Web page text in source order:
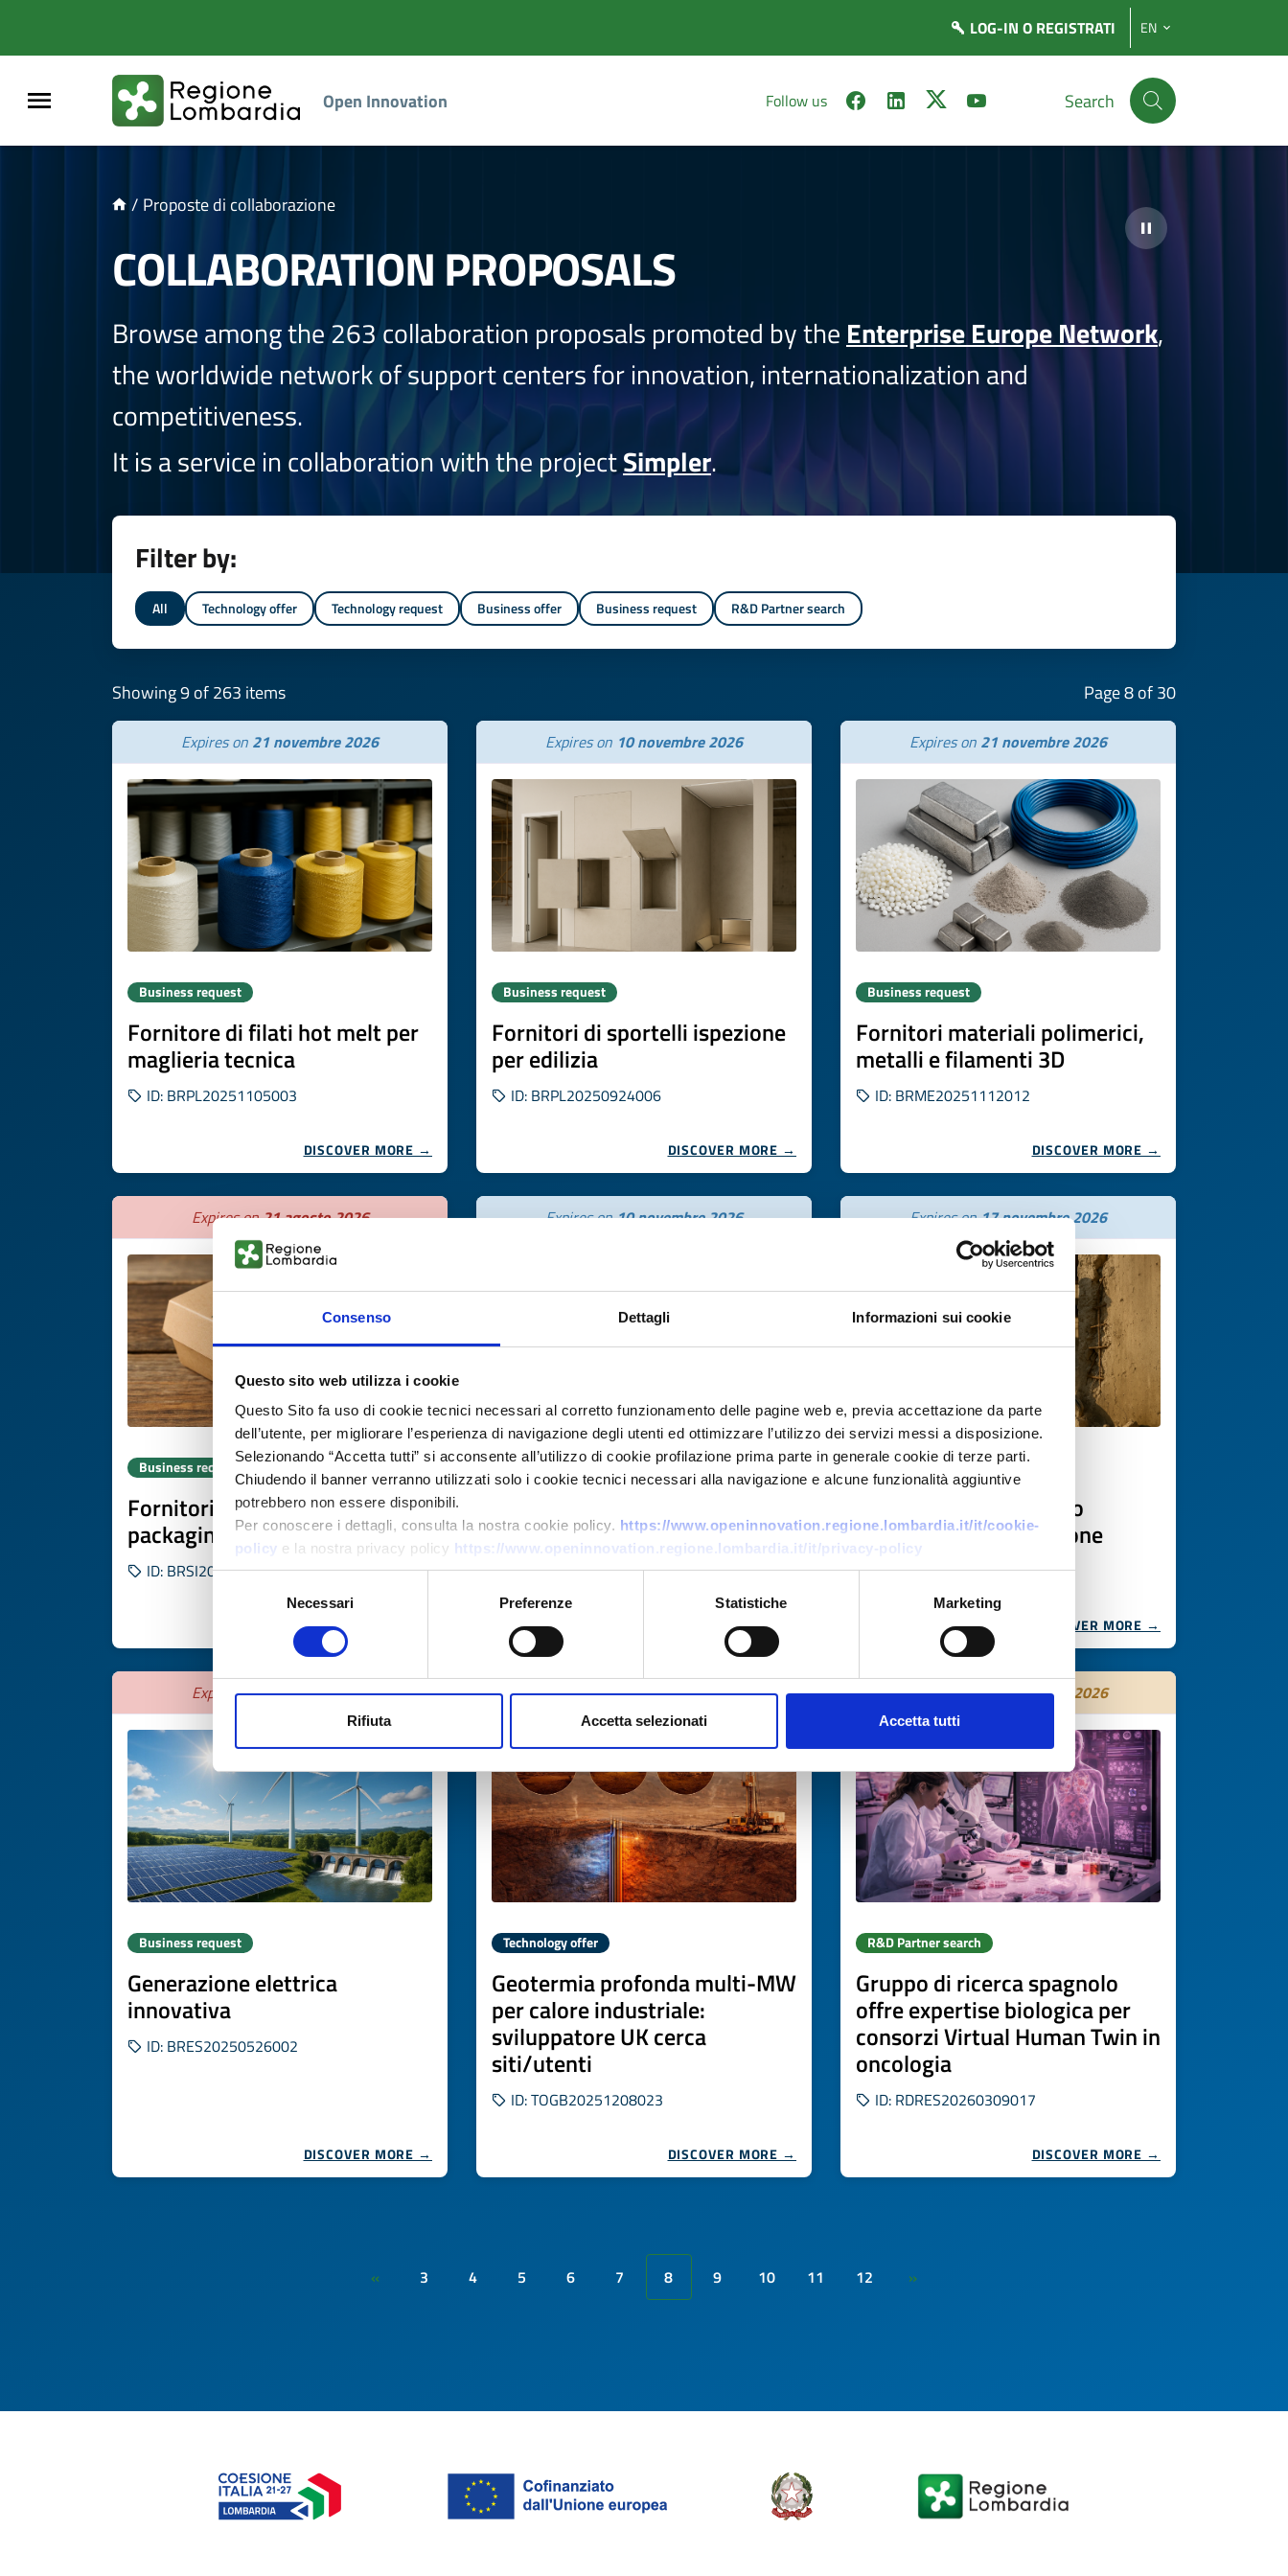
Consenso Dettagli Informazioni sui cookie
Questo sito web utilizza i cookie
Questo Sito fa uso di cookie tecnici necessari al corretto funzionamento delle pagine web e, previa accettazione da parte
dell’utente, per migliorare l’esperienza di navigazione degli utenti ed ottimizzare l’utilizzo dei servizi messi a disposizione.
Selezionando “Accetta tutti” si acconsente all’utilizzo di cookie profilazione prima parte in generale cookie di terze parti.
Chiudendo il banner verranno utilizzati solo i cookie tecnici necessari alla navigazione e alcune funzionalità aggiuntive
potrebbero non essere disponibili.
Per conoscere i dettagli, consulta la nostra cookie policy. https://www.openinnovation.regione.lombardia.it/it/cookie-
policy e la nostra privacy policy https://www.openinnovation.regione.lombardia.it/it/privacy-policy
Selezione
Necessari Preferenze Statistiche Marketing
Rifiuta Accetta selezionati Accetta tutti
LOG-IN O REGISTRATI EN
Open Innovation Follow us Search
/ Proposte di collaborazione
COLLABORATION PROPOSALS
Browse among the 263 collaboration proposals promoted by the Enterprise Europe Network,
the worldwide network of support centers for innovation, internationalization and
competitiveness.
It is a service in collaboration with the projectSimpler.
Filter by:
All Technology offer Technology request Business offer Business request R&D Partner search
Showing 9 of 263 items Page 8 of 30
Expires on 21 novembre 2026
Business request
Fornitore di filati hot melt per
maglieria tecnica
ID: BRPL20251105003
DISCOVER MORE →
Expires on 10 novembre 2026
Business request
Fornitori di sportelli ispezione
per edilizia
ID: BRPL20250924006
DISCOVER MORE →
Expires on 21 novembre 2026
Business request
Fornitori materiali polimerici,
metalli e filamenti 3D
ID: BRME20251112012
DISCOVER MORE →
Expires on21 agosto 2026
Business request
Fornitori per produzione
packaging ecologico
ID: BRSI20250709026
DISCOVER MORE →
Expires on10 novembre 2026
Business request
peluche
ID: BRDK20250807004
DISCOVER MORE →
Expires on17 novembre 2026
Business request
Frantumatore idraulico
portatile per demolizione
ID: BRHR20250924011
DISCOVER MORE →
Expires on25 agosto 2026
Business request
Generazione elettrica
innovativa
ID: BRES20250526002
DISCOVER MORE →
Expires on29 gennaio 2027
Technology offer
Geotermia profonda multi-MW
per calore industriale:
sviluppatore UK cerca
siti/utenti
ID: TOGB20251208023
DISCOVER MORE →
Expires on11 settembre 2026
R&D Partner search
Gruppo di ricerca spagnolo
offre expertise biologica per
consorzi Virtual Human Twin in
oncologia
ID: RDRES20260309017
DISCOVER MORE →
« 3 4 5 6 7 8 9 10 11 12 »